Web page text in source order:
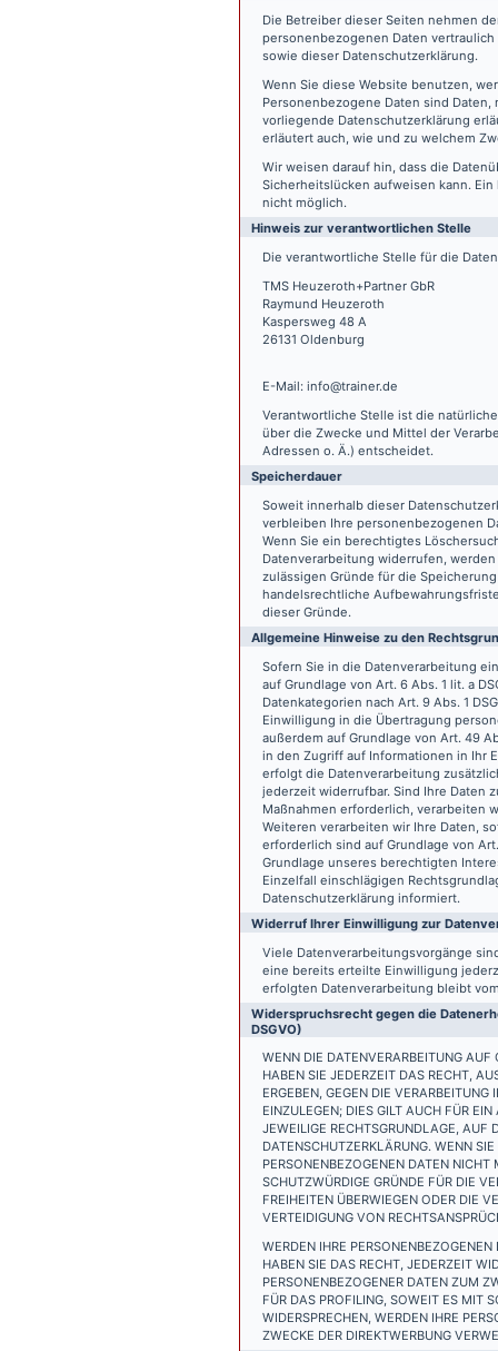
Die Betreiber dieser Seiten nehmen
personenbezogenen Daten
sowie dieser Datenschutzerklärung.
Wenn Sie diese Website benutzen,
Personenbezogene Daten sind
vorliegende Datenschutzerklärung
erläutert auch, wie und zu welchem
Wir weisen darauf hin, dass die
Sicherheitslücken aufweisen kann.
nicht möglich.
Hinweis zur verantwortlichen Stelle
Die verantwortliche Stelle für die
TMS Heuzeroth+Partner GbR
Raymund Heuzeroth
Kaspersweg 48 A
26131 Oldenburg
E-Mail: info@trainer.de
Verantwortliche Stelle ist die
über die Zwecke und Mittel der
Adressen o. Ä.) entscheidet.
Speicherdauer
Soweit innerhalb dieser
verbleiben Ihre personenbezogenen
Wenn Sie ein berechtigtes
Datenverarbeitung widerrufen,
zulässigen Gründe für die
handelsrechtliche
dieser Gründe.
Allgemeine Hinweise zu den
Sofern Sie in die Datenverarbeitung
auf Grundlage von Art. 6 Abs. 1 lit. a
Datenkategorien nach Art. 9 Abs. 1
Einwilligung in die Übertragung
außerdem auf Grundlage von Art. 49
in den Zugriff auf Informationen in Ihr
erfolgt die Datenverarbeitung
jederzeit widerrufbar. Sind Ihre Daten
Maßnahmen erforderlich, verarbeiten
Weiteren verarbeiten wir Ihre Daten,
erforderlich sind auf Grundlage von
Grundlage unseres berechtigten
Einzelfall einschlägigen
Datenschutzerklärung informiert.
Widerruf Ihrer Einwilligung zur
Viele Datenverarbeitungsvorgänge
eine bereits erteilte Einwilligung
erfolgten Datenverarbeitung bleibt
Widerspruchsrecht gegen die
DSGVO)
WENN DIE DATENVERARBEITUNG
HABEN SIE JEDERZEIT DAS RECHT,
ERGEBEN, GEGEN DIE
EINZULEGEN; DIES GILT AUCH FÜR
JEWEILIGE RECHTSGRUNDLAGE, AUF
DATENSCHUTZERKLÄRUNG. WENN
PERSONENBEZOGENEN DATEN
SCHUTZWÜRDIGE GRÜNDE FÜR DIE
FREIHEITEN ÜBERWIEGEN ODER DIE
VERTEIDIGUNG VON
WERDEN IHRE
HABEN SIE DAS RECHT, JEDERZEIT
PERSONENBEZOGENER DATEN ZUM
FÜR DAS PROFILING, SOWEIT ES MIT
WIDERSPRECHEN, WERDEN IHRE
ZWECKE DER DIREKTWERBUNG